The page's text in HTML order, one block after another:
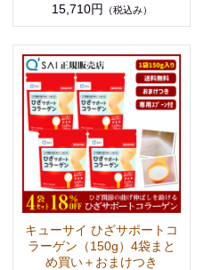
15,710円
（税込み）
キューサイ ひざサポートコ
ラーゲン（150g）4袋まと
め買い＋おまけつき